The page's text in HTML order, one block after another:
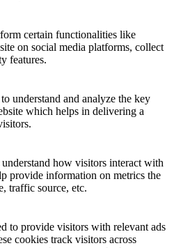
certain functionalities like
on social media platforms, collect
features.
understand and analyze the key
which helps in delivering a
how visitors interact with
provide information on metrics the
traffic source, etc.
to provide visitors with relevant ads
cookies track visitors across